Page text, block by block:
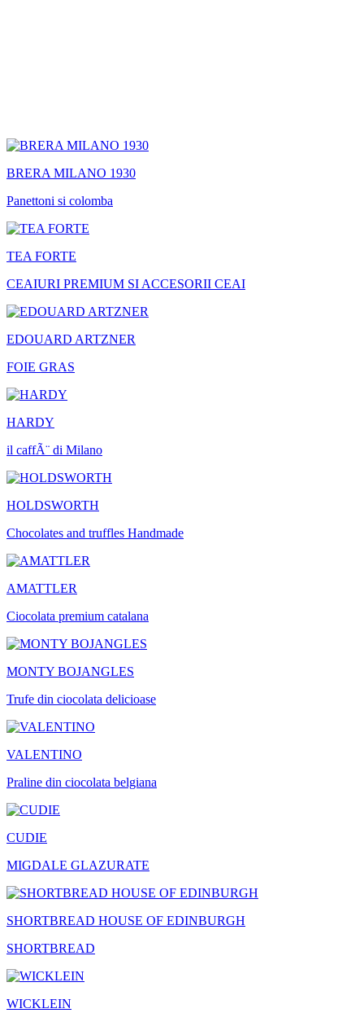
BRERA MILANO 1930
Panettoni si colomba
TEA FORTE
CEAIURI PREMIUM SI ACCESORII CEAI
EDOUARD ARTZNER
FOIE GRAS
HARDY
il caffÃ¨ di Milano
HOLDSWORTH
Chocolates and truffles Handmade
AMATTLER
Ciocolata premium catalana
MONTY BOJANGLES
Trufe din ciocolata delicioase
VALENTINO
Praline din ciocolata belgiana
CUDIE
MIGDALE GLAZURATE
SHORTBREAD HOUSE OF EDINBURGH
SHORTBREAD
WICKLEIN